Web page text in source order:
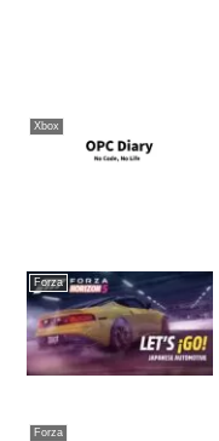
Xbox
Forza
Forza